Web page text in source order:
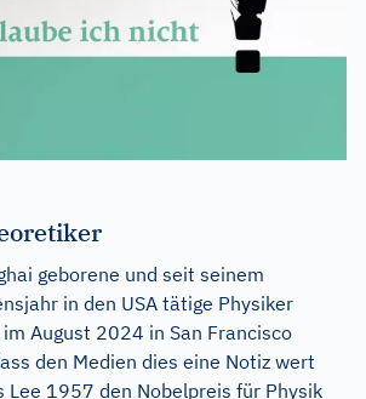
geborene und seit seinem
in den USA tätige Physiker
August 2024 in San Francisco
den Medien dies eine Notiz wert
Lee 1957 den Nobelpreis für Physik